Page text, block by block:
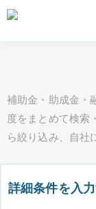
補助金・助成金・
度をまとめて検索
ら絞り込み、自社
詳細条件を入